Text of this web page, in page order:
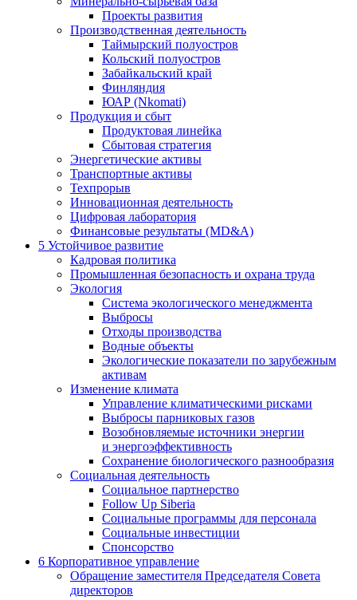
Проекты развития
Производственная деятельность
Таймырский полуостров
Кольский полуостров
Забайкальский край
Финляндия
ЮАР (Nkomati)
Продукция и сбыт
Продуктовая линейка
Сбытовая стратегия
Энергетические активы
Транспортные активы
Техпрорыв
Инновационная деятельность
Цифровая лаборатория
Финансовые результаты (MD&A)
5 Устойчивое развитие
Кадровая политика
Промышленная безопасность и охрана труда
Экология
Система экологического менеджмента
Выбросы
Отходы производства
Водные объекты
Экологические показатели по зарубежным
активам
Изменение климата
Управление климатическими рисками
Выбросы парниковых газов
Возобновляемые источники энергии
и энергоэффективность
Сохранение биологического разнообразия
Социальная деятельность
Социальное партнерство
Follow Up Siberia
Социальные программы для персонала
Социальные инвестиции
Спонсорство
6 Корпоративное управление
Обращение заместителя Председателя Совета
директоров